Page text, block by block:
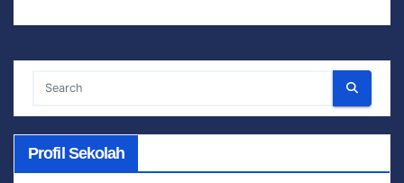
Profil Sekolah